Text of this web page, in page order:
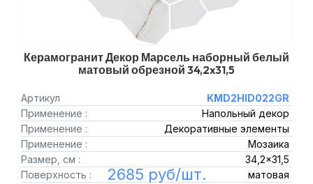
Керамогранит Декор Марсель наборный белый
матовый обрезной 34,2x31,5
Артикул
KMD2HID022GR
Применение :
Напольный декор
Применение :
Декоративные элементы
Применение :
Мозаика
Размер, см :
34,2x31,5
Поверхность :
матовая
2685 руб/шт.